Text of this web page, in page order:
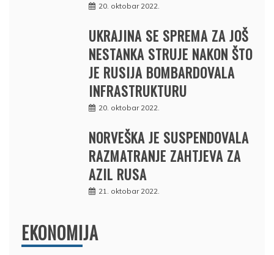
20. oktobar 2022.
UKRAJINA SE SPREMA ZA JOŠ
NESTANKA STRUJE NAKON ŠTO
JE RUSIJA BOMBARDOVALA
INFRASTRUKTURU
20. oktobar 2022.
NORVEŠKA JE SUSPENDOVALA
RAZMATRANJE ZAHTJEVA ZA
AZIL RUSA
21. oktobar 2022.
EKONOMIJA